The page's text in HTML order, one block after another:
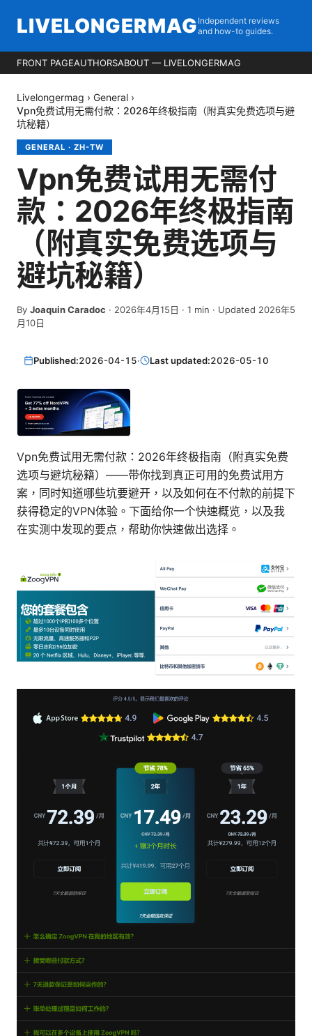
LIVELONGERMAG Independent reviews
and how-to guides.
FRONT PAGEAUTHORSABOUT — LIVELONGERMAG
Livelongermag › General ›
Vpn免费试用无需付款：2026年终极指南（附真实免费选项与避
坑秘籍）
GENERAL · ZH-TW
Vpn免费试用无需付
款：2026年终极指南
（附真实免费选项与
避坑秘籍）
By Joaquin Caradoc · 2026年4月15日 · 1 min · Updated 2026年5
月10日
Published:2026-04-15· Last updated:2026-05-10
Vpn免费试用无需付款：2026年终极指南（附真实免费
选项与避坑秘籍）——带你找到真正可用的免费试用方
案，同时知道哪些坑要避开，以及如何在不付款的前提下
获得稳定的VPN体验。下面给你一个快速概览，以及我
在实测中发现的要点，帮助你快速做出选择。